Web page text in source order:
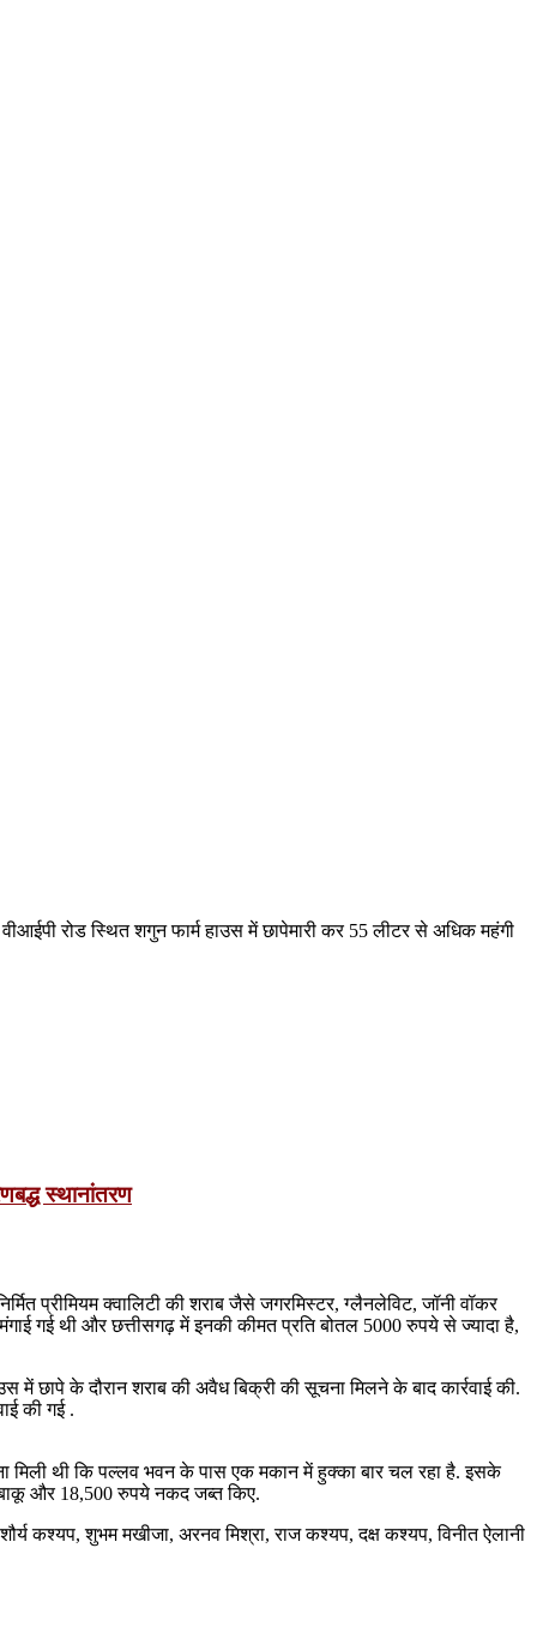
रोड स्थित शगुन फार्म हाउस में छापेमारी कर 55 लीटर से अधिक महंगी
स्थानांतरण
प्रीमियम क्वालिटी की शराब जैसे जगरमिस्टर, ग्लैनलेविट, जॉनी वॉकर
गई थी और छत्तीसगढ़ में इनकी कीमत प्रति बोतल 5000 रुपये से ज्यादा है,
में छापे के दौरान शराब की अवैध बिक्री की सूचना मिलने के बाद कार्रवाई की.
की गई .
मिली थी कि पल्लव भवन के पास एक मकान में हुक्का बार चल रहा है. इसके
और 18,500 रुपये नकद जब्त किए.
कश्यप, शुभम मखीजा, अरनव मिश्रा, राज कश्यप, दक्ष कश्यप, विनीत ऐलानी